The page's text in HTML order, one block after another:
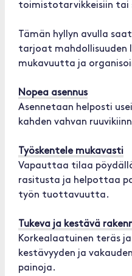
toimistotarvikkeisiin tai
Tämän hyllyn avulla
tarjoat
mukavuutta ja
Nopea asennus
Asennetaan helposti
kahden vahvan
Työskentele mukavasti
Vapauttaa tilaa
rasitusta ja helpottaa
työn tuottavuutta.
Tukeva ja kestävä
Korkealaatuinen teräs
kestävyyden ja
painoja.